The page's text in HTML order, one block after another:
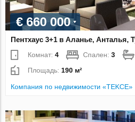
€ 660 000
Пентхаус 3+1 в Аланье, Анталья,
Комнат:4 Спален:3
Площадь:190 м²
Компания по недвижимости «TEKCE»